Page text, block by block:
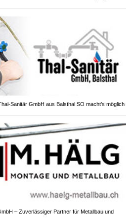
Sanitär GmbH aus Balsthal SO macht’s möglich
– Zuverlässiger Partner für Metallbau und